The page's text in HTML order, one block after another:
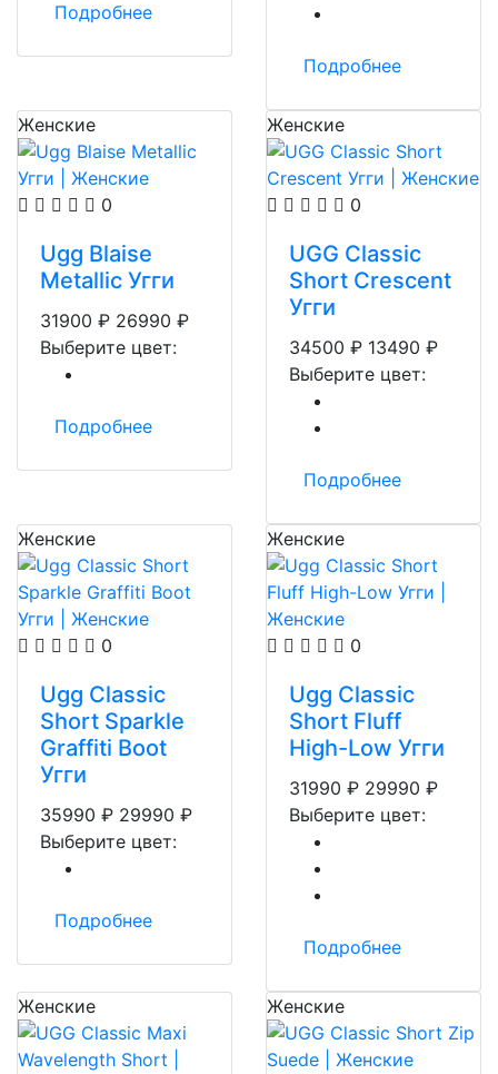
Подробнее
Подробнее
Женские
0
Ugg Blaise
Metallic Угги
31900 ₽ 26990 ₽
Выберите цвет:
Подробнее
Женские
0
UGG Classic
Short Crescent
Угги
34500 ₽ 13490 ₽
Выберите цвет:
Подробнее
Женские
0
Ugg Classic
Short Sparkle
Graffiti Boot
Угги
35990 ₽ 29990 ₽
Выберите цвет:
Подробнее
Женские
0
Ugg Classic
Short Fluff
High-Low Угги
31990 ₽ 29990 ₽
Выберите цвет:
Подробнее
Женские Женские